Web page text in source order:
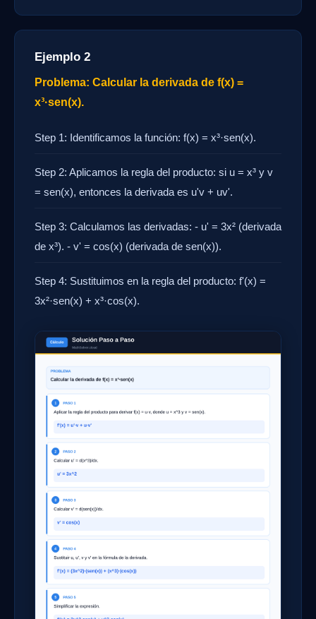
Ejemplo 2
Problema: Calcular la derivada de f(x) =
x³·sen(x).
Step 1: Identificamos la función: f(x) = x³·sen(x).
Step 2: Aplicamos la regla del producto: si u = x³ y v
= sen(x), entonces la derivada es u'v + uv'.
Step 3: Calculamos las derivadas: - u' = 3x² (derivada
de x³). - v' = cos(x) (derivada de sen(x)).
Step 4: Sustituimos en la regla del producto: f'(x) =
3x²·sen(x) + x³·cos(x).